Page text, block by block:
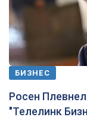
БИЗНЕС
Росен
"Телелинк